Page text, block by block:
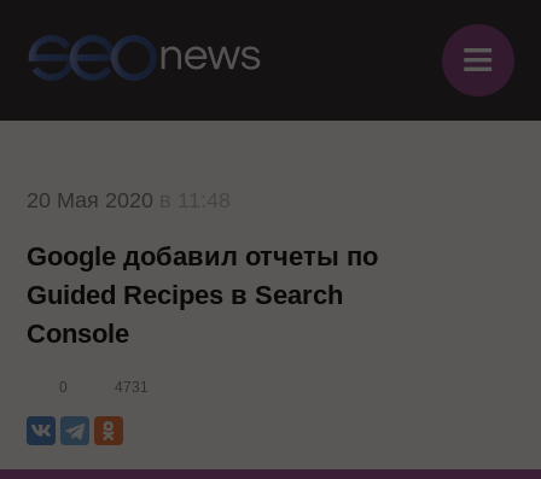
≡
20 Мая 2020
Google добавил отчеты по
Guided Recipes в Search
Console
0 4731